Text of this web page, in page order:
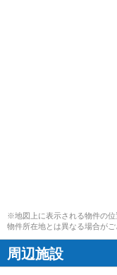
※地図上に表示される物件の
物件所在地とは異なる場合がご
周辺施設